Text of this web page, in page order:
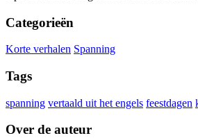
Categorieën
Korte verhalen Spanning
Tags
spanning vertaald uit het engels feestdagen
Over de auteur